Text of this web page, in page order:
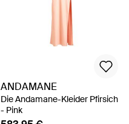
ANDAMANE
Die Andamane-Kleider Pfirsich
- Pink